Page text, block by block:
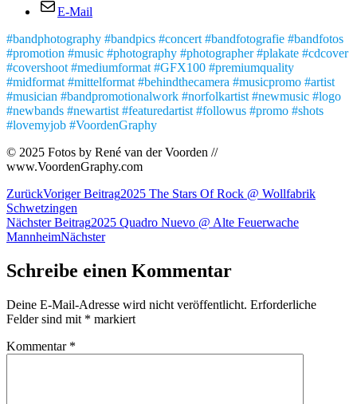
E-Mail
#bandphotography #bandpics #concert #bandfotografie #bandfotos
#promotion #music #photography #photographer #plakate #cdcover
#covershoot #mediumformat #GFX100 #premiumquality
#midformat #mittelformat #behindthecamera #musicpromo #artist
#musician #bandpromotionalwork #norfolkartist #newmusic #logo
#newbands #newartist #featuredartist #followus #promo #shots
#lovemyjob #VoordenGraphy
© 2025 Fotos by René van der Voorden //
www.VoordenGraphy.com
ZurückVoriger Beitrag2025 The Stars Of Rock @ Wollfabrik
Schwetzingen
Nächster Beitrag2025 Quadro Nuevo @ Alte Feuerwache
MannheimNächster
Schreibe einen Kommentar
Deine E-Mail-Adresse wird nicht veröffentlicht. Erforderliche
Felder sind mit * markiert
Kommentar *